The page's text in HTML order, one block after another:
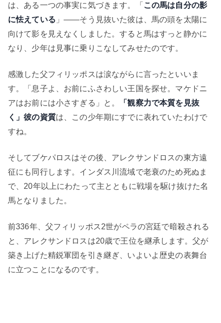
は、ある一つの事実に気づきます。「 この馬は自分の影
に怯えている 」——そう見抜いた彼は、馬の頭を太陽に
向けて影を見えなくしました。すると馬はすっと静かに
なり、少年は見事に乗りこなしてみせたのです。
感激した父フィリッポスは涙ながらに言ったといいま
す。「息子よ、お前にふさわしい王国を探せ。マケドニ
アはお前には小さすぎる」と。
「観察力で本質を見抜
く」彼の資質は、この少年期にすでに表れていたわけで
すね。
そしてブケパロスはその後、アレクサンドロスの東方遠
征にも同行します。インダス川流域で老衰のため死ぬま
で、20年以上にわたって主とともに戦場を駆け抜けた名
馬となりました。
前336年、父フィリッポス2世がペラの宮廷で暗殺される
と、アレクサンドロスは20歳で王位を継承します。父が
築き上げた精鋭軍団を引き継ぎ、いよいよ歴史の表舞台
に立つことになるのです。